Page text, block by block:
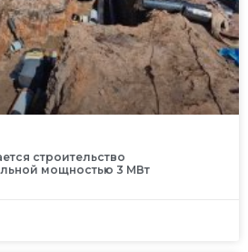
строительство
мощностью 3 МВт